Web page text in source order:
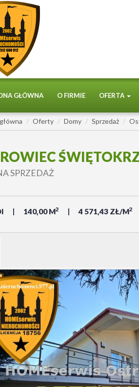
GŁÓWNA O FIRMIE OFERTA
Oferty Domy Sprzedaż
SPRZEDAŻ
140,00 M2 4 571,43 ZŁ/M2